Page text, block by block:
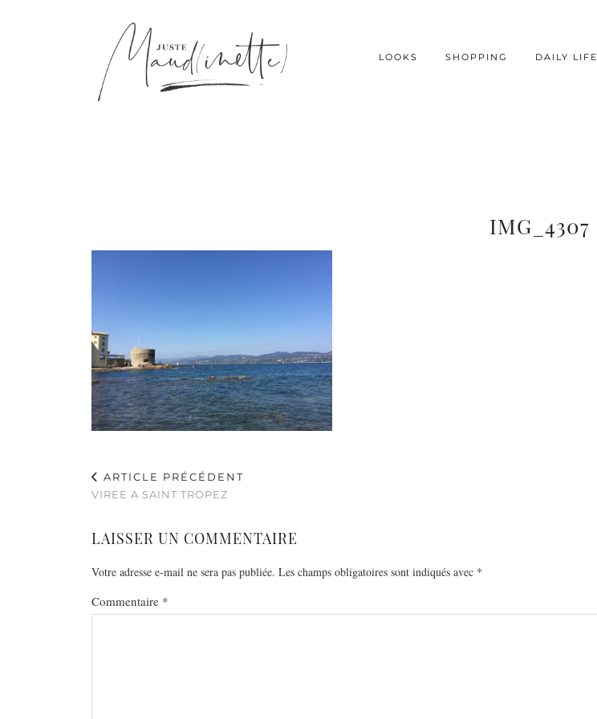
LOOKS SHOPPING DAILY LIFE
IMG_4307
ARTICLE PRÉCÉDENT
VIREE A SAINT TROPEZ
LAISSER UN COMMENTAIRE
Votre adresse e-mail ne sera pas publiée. Les champs obligatoires sont indiqués avec *
Commentaire *